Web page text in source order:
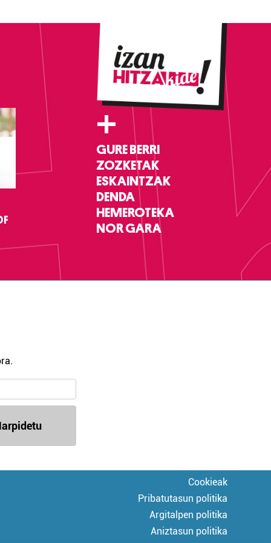
+
GURE BERRI
ZOZKETAK
ESKAINTZAK
DENDA
HEMEROTEKA
NOR GARA
Cookieak
Pribatutasun politika
Argitalpen politika
Aniztasun politika